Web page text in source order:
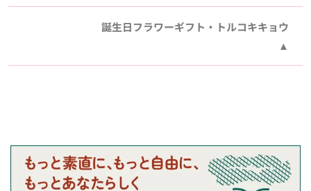
誕生日フラワーギフト・トルコキキョウ